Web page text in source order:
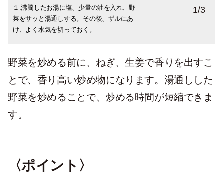
１.沸騰したお湯に塩、少量の油を入れ、野
菜をサッと湯通しする。その後、ザルにあ
け、よく水気を切っておく。
２.フライパンに葱、生姜を入れて炒めてお
く。
３.香りが出てきたら、１の野菜を入れて、
塩、胡椒などで味を付ける。
1/3
野菜を炒める前に、ねぎ、生姜で香りを出すこ
とで、香り高い炒め物になります。湯通しした
野菜を炒めることで、炒める時間が短縮できま
す。
〈ポイント〉